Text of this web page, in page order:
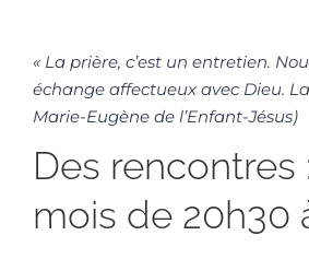
« La prière, c’est un entretien.
échange affectueux avec Dieu.
Marie-Eugène de l’Enfant-Jésus)
Des rencontres
mois de 20h30